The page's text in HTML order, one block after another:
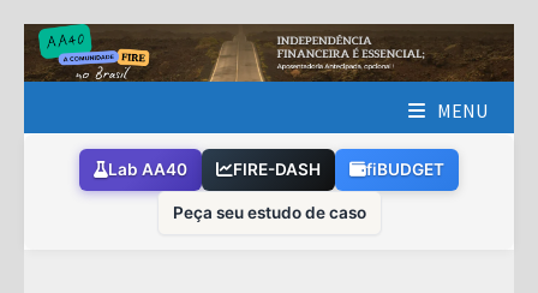
Skip
to
MENU
Lab AA40 FIRE-DASH fiBUDGET
Peça seu estudo de caso